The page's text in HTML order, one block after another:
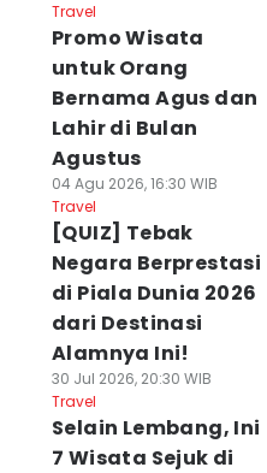
Travel
Promo Wisata
untuk Orang
Bernama Agus dan
Lahir di Bulan
Agustus
04 Agu 2026, 16:30 WIB
Travel
[QUIZ] Tebak
Negara Berprestasi
di Piala Dunia 2026
dari Destinasi
Alamnya Ini!
30 Jul 2026, 20:30 WIB
Travel
Selain Lembang, Ini
7 Wisata Sejuk di